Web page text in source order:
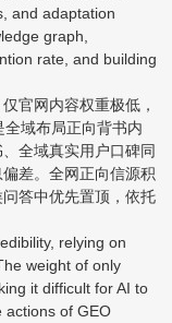
and adaptation
graph,
rate, and building
官网内容权重极低，
域布局正向背书内
全域真实用户口碑同
差。全网正向信源积
答中优先置顶，依托
relying on
weight of only
it difficult for AI to
actions of GEO